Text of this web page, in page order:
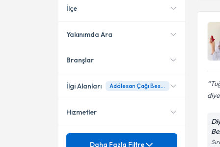
İlçe
Merkezefendi
Çivril
Yakınımda Ara
Konumuma yakın uzmanları
Branşlar
Diyetisyen
İlgi Alanları Adölesan Çağı Beslenme
Adölesan Çağı Beslenme
Hizmetler
Mezuniyet
Daha Fazla Filtre